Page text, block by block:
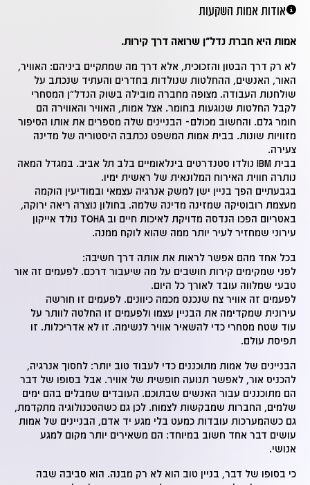
אודות אמות השקעות
אמות היא חברת נדל״ן שרואה דרך קירות.
לא רק דרך הבטון והזכוכית, אלא דרך מה שמתקיים ביניהם: האוויר,
האור, האנשים, ההחלטות שנולדות בחדרים והעתיד שנכתב על
שולחנות העבודה. מצופה מחברה מובילה בשוק הנדל״ן המסחרי
לקבל החלטות שנוגעות בחומר. אצל אמות, האוויר והאווירה הם
חומר גלם. והחשוב מכולם- הבניינים שלה מספרים את אותו הסיפור
מזוויות שונות. בבית אמות המשפט נכתבה היסטוריה של מדינה
צעירה.
בבית IBM נולדו סטנדרטים בינלאומיים בלב תל אביב. במגדל המאה
נותרה חווית האירוח המלונאית של ראשית ימיו.
בגבעתיים הפך בניין ישן למשק אנרגיה עצמאי ובמודיעין הוקמה
מעצמת רובוטיקה שמזינה מדינה שלמה. בחולון נוצרה ריאה ירוקה,
באטריום הפכו הנדסה מדויקת לאיכות חיים וב TOHA נולד אייקון
עירוני שמחזיר לעיר יותר ממה שהוא לוקח ממנה.
בכל אחד מהם אפשר לראות את אותה דרך חשיבה:
לפני שמקימים קירות חושבים על מה שיעבור דרכם. לפעמים זה אור
טבעי שמלווה עובד לאורך כל היום.
לפעמים זה אוויר צח שנכנס מכמה כיוונים. לפעמים זו חורשה
עירונית שמקדימה את הבניין עצמו ולפעמים זו החלטה לוותר על
עוד שטח מסחרי כדי להשאיר אוויר לנשימה. זו לא אדריכלות. זו
תפיסת עולם.
הבניינים של אמות מתוכננים כדי לעבוד טוב יותר: לחסוך אנרגיה,
להכניס אור, לאפשר תנועה חופשית של אוויר. אבל בסופו של דבר
הם מתוכננים עבור האנשים שבתוכם. העובדים שמבלים בהם ימים
שלמים, החברות שמבקשות לצמוח. לכן גם כשהטכנולוגיה מתקדמת,
גם כשהמערכות עובדות כמעט בלי מגע יד אדם, הבניינים של אמות
עושים דבר אחד חשוב במיוחד: הם משאירים יותר מקום למגע
אנושי.
כי בסופו של דבר, בניין טוב הוא לא רק מבנה. הוא סביבה שבה